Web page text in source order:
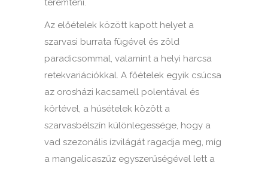
teremteni.
Az előételek között kapott helyet a
szarvasi burrata fügével és zöld
paradicsommal, valamint a helyi harcsa
retekvariációkkal. A főételek egyik csúcsa
az orosházi kacsamell polentával és
körtével, a húsételek között a
szarvasbélszín különlegessége, hogy a
vad szezonális ízvilágát ragadja meg, míg
a mangalicaszűz egyszerűségével lett a